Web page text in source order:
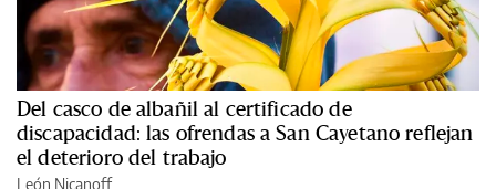
Del casco de albañil al certificado de
discapacidad: las ofrendas a San Cayetano reflejan
el deterioro del trabajo
León Nicanoff